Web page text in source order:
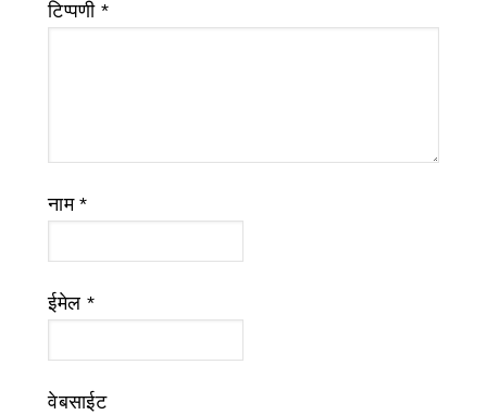
टिप्पणी *
नाम*
ईमेल *
वेबसाईट